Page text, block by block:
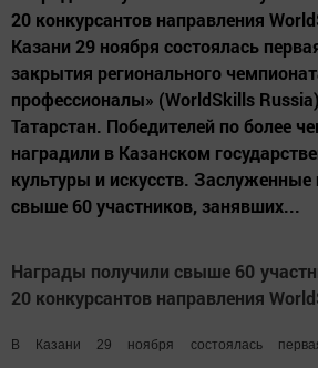
20 конкурсантов направления
Казани 29 ноября состоялась
закрытия регионального
профессионалы» (WorldSkills
Татарстан. Победителей по более
наградили в Казанском
культуры и искусств.
свыше 60 участников, занявших...
Награды получили свыше 60
20 конкурсантов направления
В Казани 29 ноября состоялась